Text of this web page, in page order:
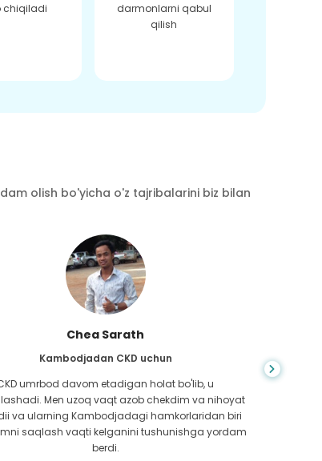
chiqiladi
darmonlarni qabul
qilish
olish bo'yicha o'z tajribalarini biz bilan
Chea Sarath
Kambodjadan CKD uchun
umrbod davom etadigan holat bo'lib, u
Men uzoq vaqt azob chekdim va nihoyat
va ularning Kambodjadagi hamkorlaridan biri
saqlash vaqti kelganini tushunishga yordam
berdi.